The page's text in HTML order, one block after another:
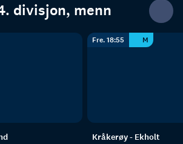
divisjon, menn
Fre. 18:55 M
Kråkerøy - Ekholt